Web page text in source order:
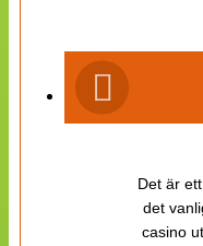
Det är
det
casino